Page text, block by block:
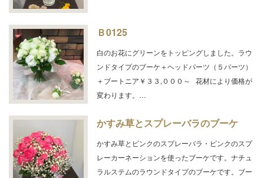
Ｂ0125
白のお花にグリーンをトッピングしました。ラウ
ンドタイプのブーケ＋ヘッドパーツ（５パーツ）
＋ブートニア￥３３,０００～ 花材により価格が
変わります。…
かすみ草とスプレーバラのブーケ
かすみ草とピンクのスプレーバラ・ピンクのスプ
レーカーネーションを使ったブーケです。ナチュ
ラルステムのラウンドタイプのブーケです。ブー